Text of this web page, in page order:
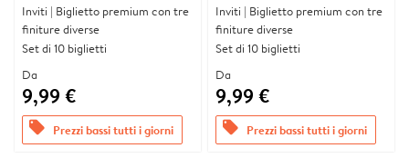
Inviti | Biglietto premium con tre
finiture diverse
Set di 10 biglietti
Da
9,99 €
offers Prezzi bassi tutti i giorni
Inviti | Biglietto premium con tre
finiture diverse
Set di 10 biglietti
Da
9,99 €
offers Prezzi bassi tutti i giorni